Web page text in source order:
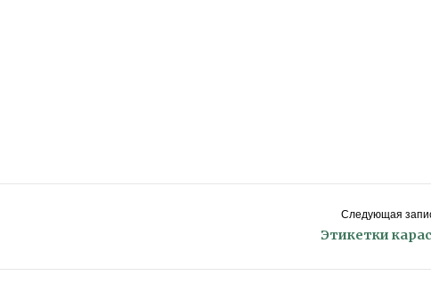
Следующая
Этикетки